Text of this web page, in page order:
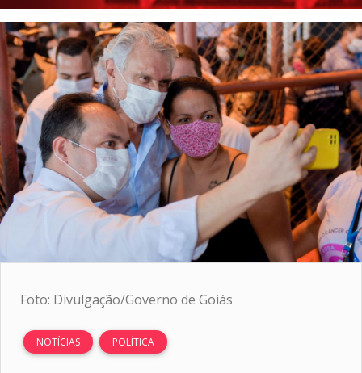
Foto: Divulgação/Governo de Goiás
NOTÍCIAS POLÍTICA